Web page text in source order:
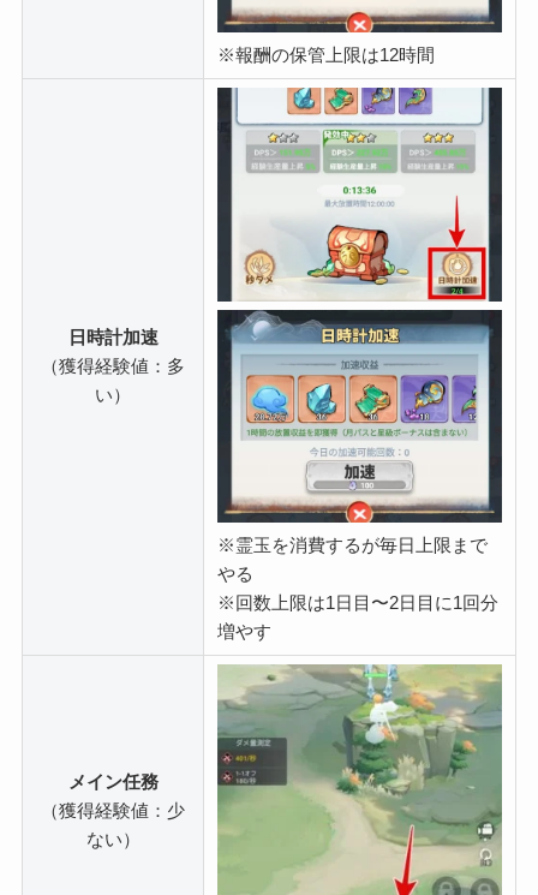
※報酬の保管上限は12時間
日時計加速
（獲得経験値：多
い）
※霊玉を消費するが毎日上限まで
やる
※回数上限は1日目〜2日目に1回分
増やす
メイン任務
（獲得経験値：少
ない）